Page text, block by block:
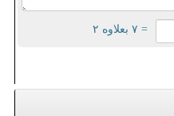
= ۷ بعلاوه ۲